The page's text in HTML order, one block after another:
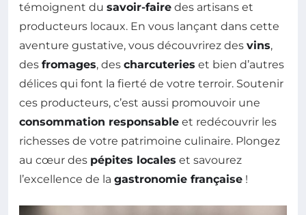
témoignent du savoir-faire des artisans et
producteurs locaux. En vous lançant dans cette
aventure gustative, vous découvrirez des vins,
des fromages, des charcuteries et bien d’autres
délices qui font la fierté de votre terroir. Soutenir
ces producteurs, c’est aussi promouvoir une
consommation responsable et redécouvrir les
richesses de votre patrimoine culinaire. Plongez
au cœur des pépites locales et savourez
l’excellence de la gastronomie française !